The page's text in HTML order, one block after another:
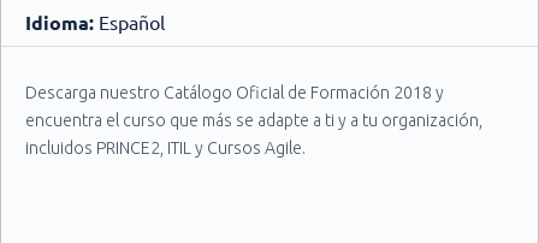
Idioma: Español
Descarga nuestro Catálogo Oficial de Formación 2018 y
encuentra el curso que más se adapte a ti y a tu organización,
incluidos PRINCE2, ITIL y Cursos Agile.